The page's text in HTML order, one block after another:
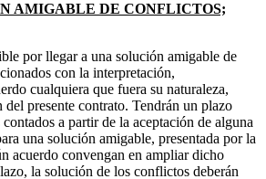
AMIGABLE DE CONFLICTOS;
por llegar a una solución amigable de
con la interpretación,
cualquiera que fuera su naturaleza,
presente contrato. Tendrán un plazo
a partir de la aceptación de alguna
una solución amigable, presentada por la
acuerdo convengan en ampliar dicho
la solución de los conflictos deberán